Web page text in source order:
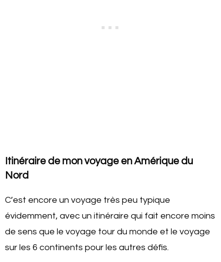
Itinéraire de mon voyage en Amérique du
Nord
C’est encore un voyage très peu typique
évidemment, avec un itinéraire qui fait encore moins
de sens que le voyage tour du monde et le voyage
sur les 6 continents pour les autres défis.